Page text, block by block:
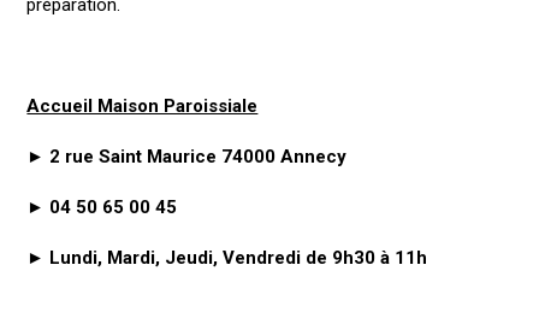
préparation.
Accueil Maison Paroissiale
► 2 rue Saint Maurice 74000 Annecy
► 04 50 65 00 45
► Lundi, Mardi, Jeudi, Vendredi de 9h30 à 11h